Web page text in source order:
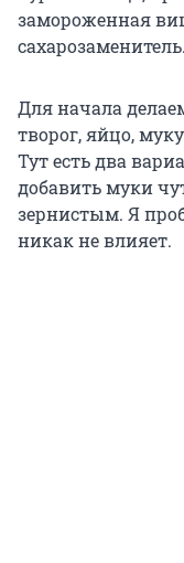
замороженная
сахарозаменитель.
Для начала
творог, яйцо,
Тут есть два
добавить муки
зернистым. Я
никак не влияет.